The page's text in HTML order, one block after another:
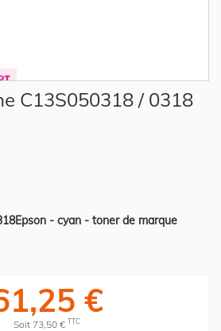
C13S050318 / 0318
- cyan - toner de marque
€
Soit 73,50 € TTC